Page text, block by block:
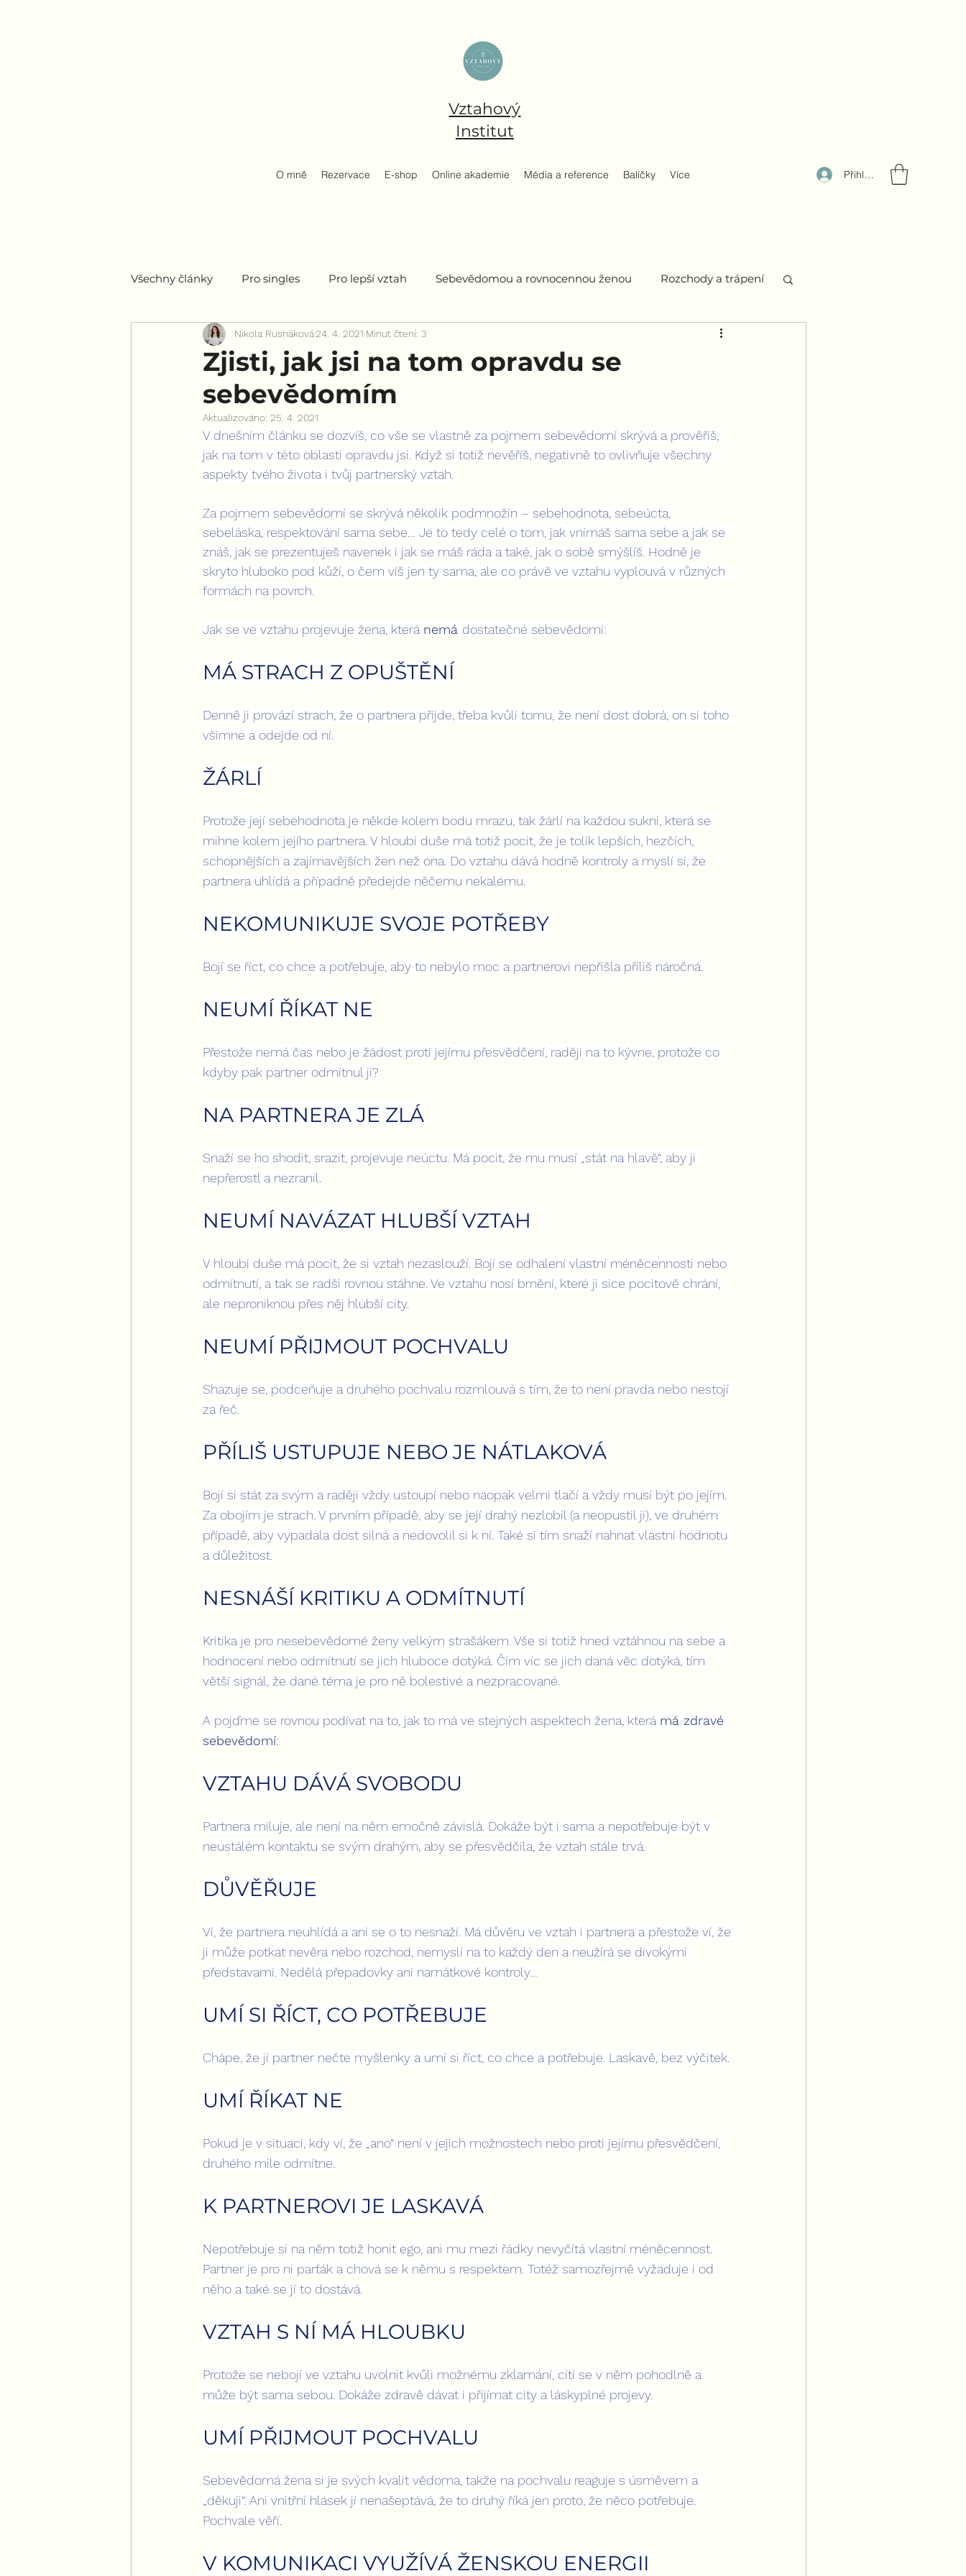
Vztahový
Institut
O mně Rezervace E-shop Online akademie Média a reference Balíčky Více Přihlásit se
Všechny články Pro singles Pro lepší vztah Sebevědomou a rovnocennou ženou Rozchody a trápení
Pro všechny ženy
Zjisti, jak jsi na tom opravdu se
sebevědomím
Nikola Rusnáková24. 4. 2021 Minut čtení: 3
Aktualizováno: 25. 4. 2021
V dnešním článku se dozvíš, co vše se vlastně za pojmem sebevědomí skrývá a prověříš,
jak na tom v této oblasti opravdu jsi. Když si totiž nevěříš, negativně to ovlivňuje všechny
aspekty tvého života i tvůj partnerský vztah.
Za pojmem sebevědomí se skrývá několik podmnožin – sebehodnota, sebeúcta,
sebeláska, respektování sama sebe… Je to tedy celé o tom, jak vnímáš sama sebe a jak se
znáš, jak se prezentuješ navenek i jak se máš ráda a také, jak o sobě smýšlíš. Hodně je
skryto hluboko pod kůží, o čem víš jen ty sama, ale co právě ve vztahu vyplouvá v různých
formách na povrch.
Jak se ve vztahu projevuje žena, která nemá dostatečné sebevědomí:
MÁ STRACH Z OPUŠTĚNÍ
Denně ji provází strach, že o partnera přijde, třeba kvůli tomu, že není dost dobrá, on si toho
všimne a odejde od ní.
ŽÁRLÍ
Protože její sebehodnota je někde kolem bodu mrazu, tak žárlí na každou sukni, která se
mihne kolem jejího partnera. V hloubi duše má totiž pocit, že je tolik lepších, hezčích,
schopnějších a zajímavějších žen než ona. Do vztahu dává hodně kontroly a myslí si, že
partnera uhlídá a případně předejde něčemu nekalému.
NEKOMUNIKUJE SVOJE POTŘEBY
Bojí se říct, co chce a potřebuje, aby to nebylo moc a partnerovi nepřišla příliš náročná.
NEUMÍ ŘÍKAT NE
Přestože nemá čas nebo je žádost proti jejímu přesvědčení, raději na to kývne, protože co
kdyby pak partner odmítnul ji?
NA PARTNERA JE ZLÁ
Snaží se ho shodit, srazit, projevuje neúctu. Má pocit, že mu musí „stát na hlavě“, aby ji
nepřerostl a nezranil.
NEUMÍ NAVÁZAT HLUBŠÍ VZTAH
V hloubi duše má pocit, že si vztah nezaslouží. Bojí se odhalení vlastní méněcennosti nebo
odmítnutí, a tak se radši rovnou stáhne. Ve vztahu nosí brnění, které ji sice pocitově chrání,
ale neproniknou přes něj hlubší city.
NEUMÍ PŘIJMOUT POCHVALU
Shazuje se, podceňuje a druhého pochvalu rozmlouvá s tím, že to není pravda nebo nestojí
za řeč.
PŘÍLIŠ USTUPUJE NEBO JE NÁTLAKOVÁ
Bojí si stát za svým a raději vždy ustoupí nebo naopak velmi tlačí a vždy musí být po jejím.
Za obojím je strach. V prvním případě, aby se její drahý nezlobil (a neopustil ji), ve druhém
případě, aby vypadala dost silná a nedovolil si k ní. Také si tím snaží nahnat vlastní hodnotu
a důležitost.
NESNÁŠÍ KRITIKU A ODMÍTNUTÍ
Kritika je pro nesebevědomé ženy velkým strašákem. Vše si totiž hned vztáhnou na sebe a
hodnocení nebo odmítnutí se jich hluboce dotýká. Čím víc se jich daná věc dotýká, tím
větší signál, že dané téma je pro ně bolestivé a nezpracované.
A pojďme se rovnou podívat na to, jak to má ve stejných aspektech žena, která má zdravé
sebevědomí:
VZTAHU DÁVÁ SVOBODU
Partnera miluje, ale není na něm emočně závislá. Dokáže být i sama a nepotřebuje být v
neustálém kontaktu se svým drahým, aby se přesvědčila, že vztah stále trvá.
DŮVĚŘUJE
Ví, že partnera neuhlídá a ani se o to nesnaží. Má důvěru ve vztah i partnera a přestože ví, že
ji může potkat nevěra nebo rozchod, nemyslí na to každý den a neužírá se divokými
představami. Nedělá přepadovky ani namátkové kontroly…
UMÍ SI ŘÍCT, CO POTŘEBUJE
Chápe, že jí partner nečte myšlenky a umí si říct, co chce a potřebuje. Laskavě, bez výčitek.
UMÍ ŘÍKAT NE
Pokud je v situaci, kdy ví, že „ano“ není v jejich možnostech nebo proti jejímu přesvědčení,
druhého mile odmítne.
K PARTNEROVI JE LASKAVÁ
Nepotřebuje si na něm totiž honit ego, ani mu mezi řádky nevyčítá vlastní méněcennost.
Partner je pro ni parťák a chová se k němu s respektem. Totéž samozřejmě vyžaduje i od
něho a také se jí to dostává.
VZTAH S NÍ MÁ HLOUBKU
Protože se nebojí ve vztahu uvolnit kvůli možnému zklamání, cítí se v něm pohodlně a
může být sama sebou. Dokáže zdravě dávat i přijímat city a láskyplné projevy.
UMÍ PŘIJMOUT POCHVALU
Sebevědomá žena si je svých kvalit vědoma, takže na pochvalu reaguje s úsměvem a
„děkuji“. Ani vnitřní hlásek jí nenašeptává, že to druhý říká jen proto, že něco potřebuje.
Pochvale věří.
V KOMUNIKACI VYUŽÍVÁ ŽENSKOU ENERGII